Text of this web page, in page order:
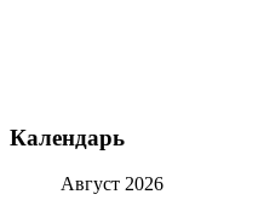
Календарь
Август 2026